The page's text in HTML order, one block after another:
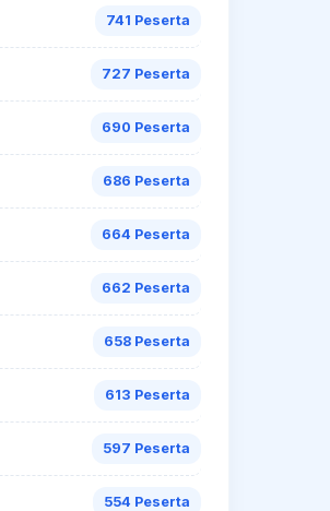
741 Peserta
727 Peserta
690 Peserta
686 Peserta
664 Peserta
662 Peserta
658 Peserta
613 Peserta
597 Peserta
554 Peserta